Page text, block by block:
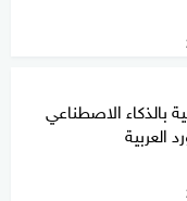
بالذكاء الاصطناعي
العربية